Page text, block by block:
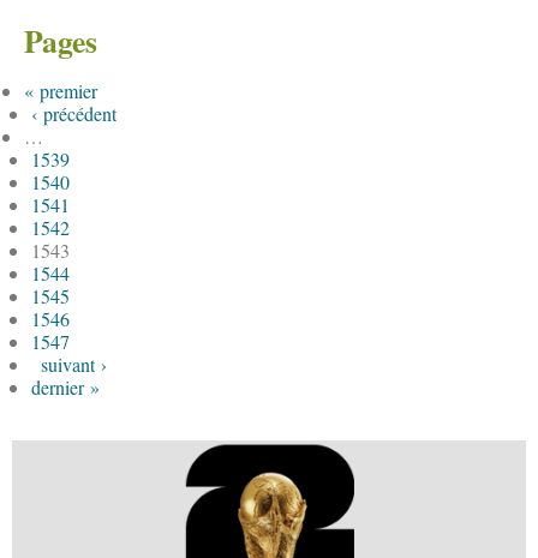
Pages
« premier
‹ précédent
…
1539
1540
1541
1542
1543
1544
1545
1546
1547
suivant ›
dernier »